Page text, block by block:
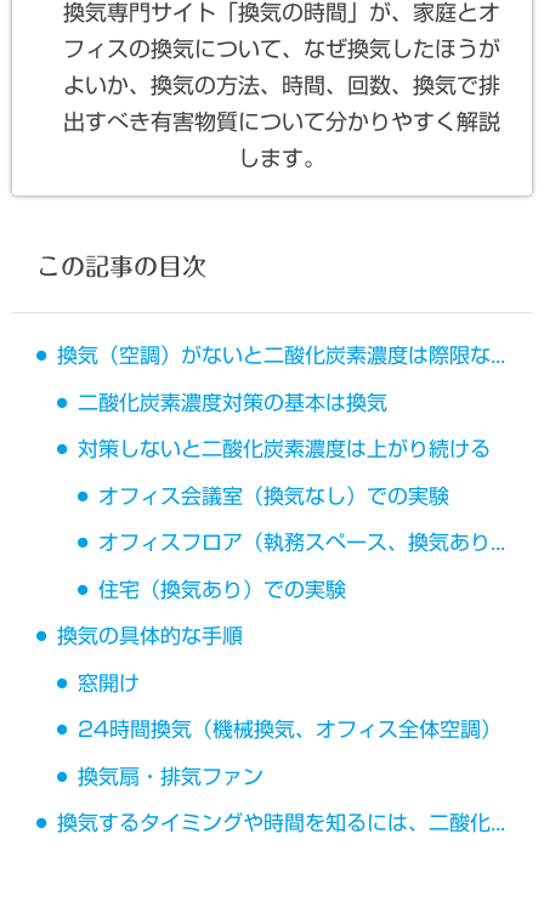
換気専門サイト「換気の時間」が、家庭とオ
フィスの換気について、なぜ換気したほうが
よいか、換気の方法、時間、回数、換気で排
出すべき有害物質について分かりやすく解説
します。
この記事の目次
換気（空調）がないと二酸化炭素濃度は際限なく増加する
二酸化炭素濃度対策の基本は換気
対策しないと二酸化炭素濃度は上がり続ける
オフィス会議室（換気なし）での実験
オフィスフロア（執務スペース、換気あり）での実験
住宅（換気あり）での実験
換気の具体的な手順
窓開け
24時間換気（機械換気、オフィス全体空調）
換気扇・排気ファン
換気するタイミングや時間を知るには、二酸化炭素濃度の測定が重要